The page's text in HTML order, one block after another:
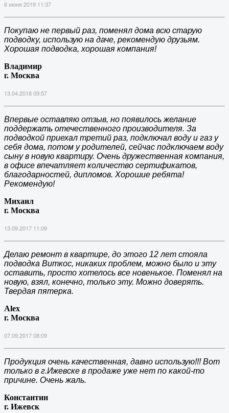
6 июня 2019 11:37
Покупаю не первый раз, поменял дома всю старую
подводку, использую на даче, рекомендую друзьям.
Хорошая подводка, хорошая компания!
Владимир
г. Москва
13.04.2018 09:57
Впервые оставляю отзыв, но появилось желание
поддержать отечественного производителя. За
подводкой приехал третий раз, подключал воду и газ у
себя дома, потом у родителей, сейчас подключаем воду
сыну в новую квартиру. Очень дружественная компания,
в офисе впечатляет количество сертификатов,
благодарностей, дипломов. Хорошие ребята!
Рекомендую!
Михаил
г. Москва
13.09.2017 11:09
Делаю ремонт в квартире, до этого 12 лет стояла
подводка Виткос, никаких проблем, можно было и эту
оставить, просто хотелось все новенькое. Поменял на
новую, взял, конечно, только эту. Можно доверять.
Твердая пятерка.
Alex
г. Москва
07.09.2017 08:09
Продукция очень качественная, давно использую!!! Вот
только в г.Ижевске в продаже уже нет по какой-то
причине. Очень жаль.
Константин
г. Ижевск